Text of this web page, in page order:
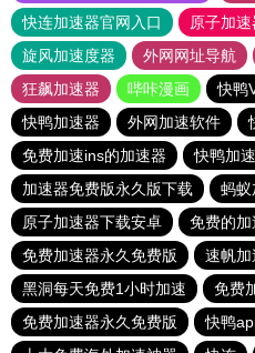
快连加速器官网入口
原子加速
旋风加速度器
外网网址导航
狂飙加速器
哔咔漫画 快鸭
快鸭加速器
外网加速软件
免费加速ins的加速器
快鸭加
加速器免费版永久版下载
蚂蚁
原子加速器下载安卓
免费的
免费加速器永久免费版
速帆加
黑洞每天免费1小时加速
免费
免费加速器永久免费版
快鸭